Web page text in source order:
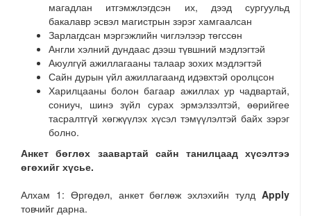
магадлан итгэмжлэгдсэн их, дээд сургуульд
бакалавр эсвэл магистрын зэрэг хамгаалсан
Зарлагдсан мэргэжлийн чиглэлээр төгссөн
Англи хэлний дундаас дээш түвшний мэдлэгтэй
Аюулгүй ажиллагааны талаар зохих мэдлэгтэй
Сайн дурын үйл ажиллагаанд идэвхтэй оролцсон
Харилцааны болон багаар ажиллах ур чадвартай,
сониуч, шинэ зүйл сурах эрмэлзэлтэй, өөрийгее
тасралтгүй хөгжүүлэх хүсэл тэмүүлэлтэй байх зэрэг
болно.
Анкет бөглөх заавартай сайн танилцаад хүсэлтээ
өгөхийг хүсье.
Алхам 1: Өргөдөл, анкет бөглөж эхлэхийн тулд Apply
товчийг дарна.